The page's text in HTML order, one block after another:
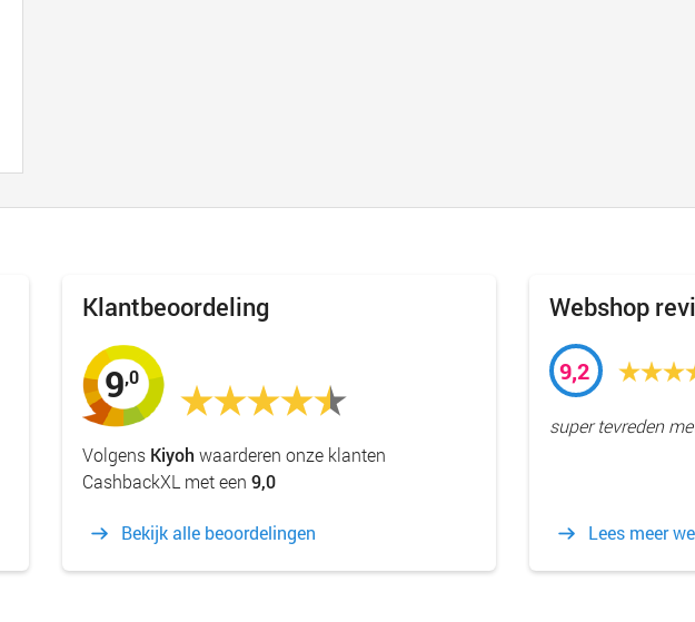
Klantbeoordeling
9,0
Volgens Kiyoh waarderen onze klanten
CashbackXL met een9,0
Bekijk alle beoordelingen
Webshop
9,2
super tevreden
Lees meer